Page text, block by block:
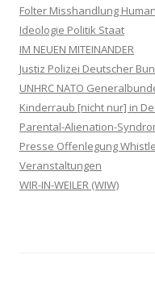
Folter Misshandlung
Ideologie Politik Staat
IM NEUEN MITEINANDER
Justiz Polizei Deutscher
UNHRC NATO
Kinderraub [nicht nur] in
Parental-Alienation-
Presse Offenlegung
Veranstaltungen
WIR-IN-WEILER (WIW)